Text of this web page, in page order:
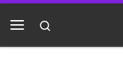
דלג לתוכן
Search